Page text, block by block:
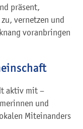
präsent,
vernetzen und
voranbringen
aktiv mit –
und
Miteinanders